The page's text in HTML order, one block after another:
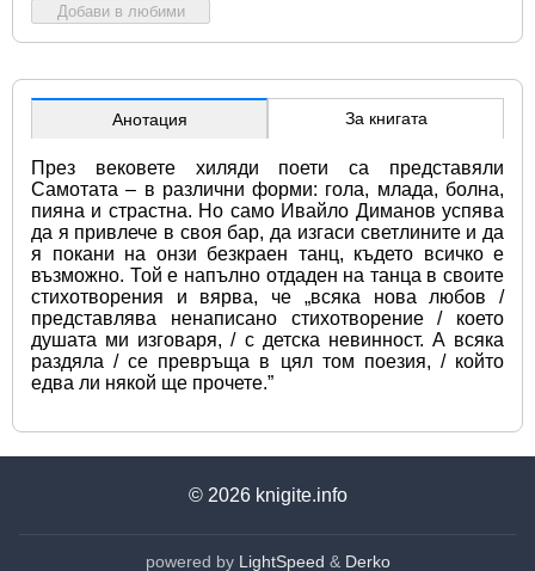
Добави в любими
Анотация За книгата
През вековете хиляди поети са представяли
Самотата – в различни форми: гола, млада, болна,
пияна и страстна. Но само Ивайло Диманов успява
да я привлече в своя бар, да изгаси светлините и да
я покани на онзи безкраен танц, където всичко е
възможно. Той е напълно отдаден на танца в своите
стихотворения и вярва, че „всяка нова любов /
представлява ненаписано стихотворение / което
душата ми изговаря, / с детска невинност. А всяка
раздяла / се превръща в цял том поезия, / който
едва ли някой ще прочете.”
© 2026 knigite.info
powered by LightSpeed & Derko